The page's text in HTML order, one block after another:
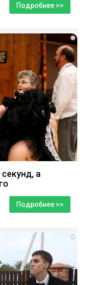
Подробнее >>
i
а
Подробнее >>
i